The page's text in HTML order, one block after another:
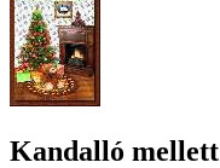
Kandalló mellett